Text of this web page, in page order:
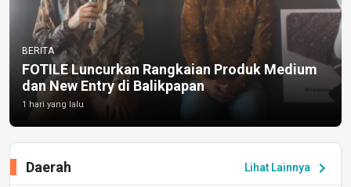
BERITA
FOTILE Luncurkan Rangkaian Produk Medium
dan New Entry di Balikpapan
1 hari yang lalu
Lihat Lainnya chevron_right
Daerah